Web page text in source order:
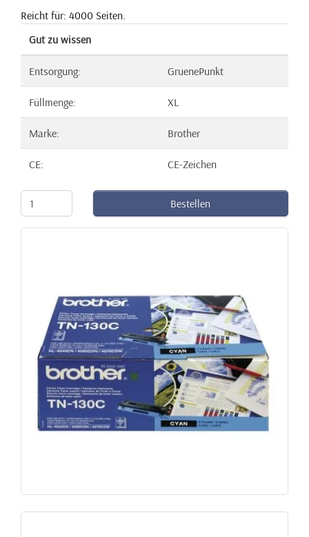
Reicht für: 4000 Seiten.
Gut zu wissen
Entsorgung: GruenePunkt
Füllmenge: XL
Marke: Brother
CE: CE-Zeichen
Bestellen